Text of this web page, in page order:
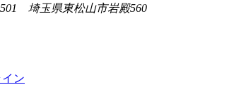
埼玉県東松山市岩殿560
ン